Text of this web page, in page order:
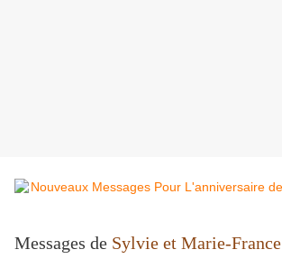
Messages de Sylvie et Marie-France